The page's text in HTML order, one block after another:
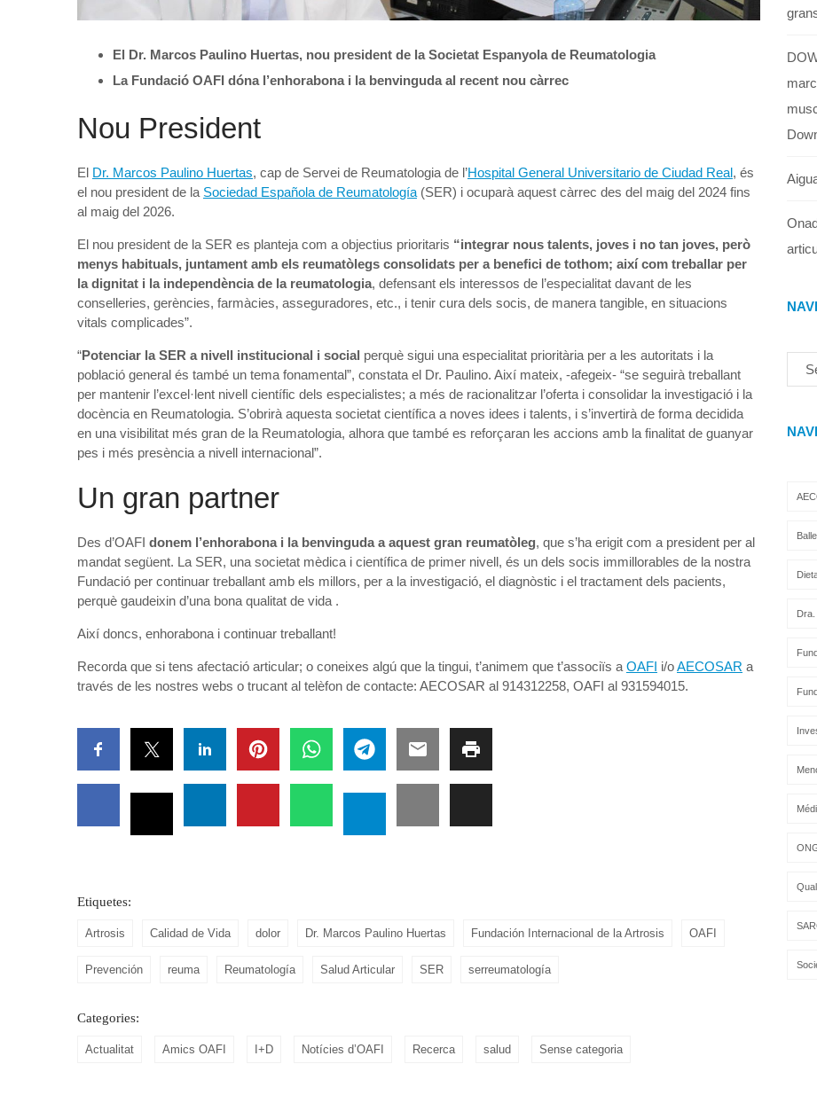
El Dr. Marcos Paulino Huertas, nou president de la Societat Espanyola de Reumatologia
La Fundació OAFI dóna l’enhorabona i la benvinguda al recent nou càrrec
Nou President
El Dr. Marcos Paulino Huertas, cap de Servei de Reumatologia de l’Hospital General Universitario de Ciudad Real, és
el nou president de la Sociedad Española de Reumatología (SER) i ocuparà aquest càrrec des del maig del 2024 fins
al maig del 2026.
El nou president de la SER es planteja com a objectius prioritaris “integrar nous talents, joves i no tan joves, però
menys habituals, juntament amb els reumatòlegs consolidats per a benefici de tothom; així com treballar per
la dignitat i la independència de la reumatologia, defensant els interessos de l’especialitat davant de les
conselleries, gerències, farmàcies, asseguradores, etc., i tenir cura dels socis, de manera tangible, en situacions
vitals complicades”.
“Potenciar la SER a nivell institucional i social perquè sigui una especialitat prioritària per a les autoritats i la
població general és també un tema fonamental”, constata el Dr. Paulino. Així mateix, -afegeix- “se seguirà treballant
per mantenir l’excel·lent nivell científic dels especialistes; a més de racionalitzar l’oferta i consolidar la investigació i la
docència en Reumatologia. S’obrirà aquesta societat científica a noves idees i talents, i s’invertirà de forma decidida
en una visibilitat més gran de la Reumatologia, alhora que també es reforçaran les accions amb la finalitat de guanyar
pes i més presència a nivell internacional”.
Un gran partner
Des d’OAFI donem l’enhorabona i la benvinguda a aquest gran reumatòleg, que s’ha erigit com a president per al
mandat següent. La SER, una societat mèdica i científica de primer nivell, és un dels socis immillorables de la nostra
Fundació per continuar treballant amb els millors, per a la investigació, el diagnòstic i el tractament dels pacients,
perquè gaudeixin d’una bona qualitat de vida .
Així doncs, enhorabona i continuar treballant!
Recorda que si tens afectació articular; o coneixes algú que la tingui, t’animem que t’associïs a OAFI i/oAECOSAR a
través de les nostres webs o trucant al telèfon de contacte: AECOSAR al 914312258, OAFI al 931594015.
Etiquetes:
Artrosis Calidad de Vida dolor Dr. Marcos Paulino Huertas Fundación Internacional de la Artrosis OAFI
Prevención reuma Reumatología Salud Articular SER serreumatología
Categories:
Actualitat Amics OAFI I+D Notícies d’OAFI Recerca salud Sense categoria